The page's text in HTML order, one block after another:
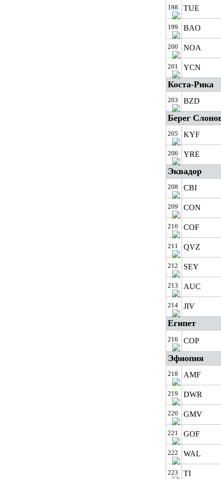
198 TUE
199 BAO
200 NOA
201 YCN
Коста-Рика
203 BZD
Берег
205 KYF
206 YRE
Эквадор
208 CBI
209 CON
210 COF
211 QVZ
212 SEY
213 AUC
214 JIV
Египет
216 COP
Эфиопия
218 AMF
219 DWR
220 GMV
221 GOF
222 WAL
223 TI